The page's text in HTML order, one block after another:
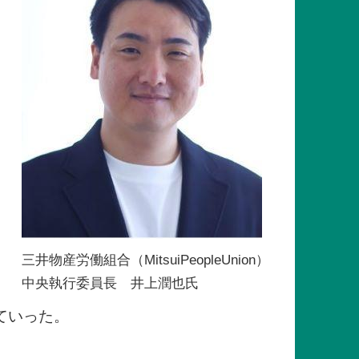
三井物産労働組合（MitsuiPeopleUnion）
中央執行委員長 井上潤也氏
った。